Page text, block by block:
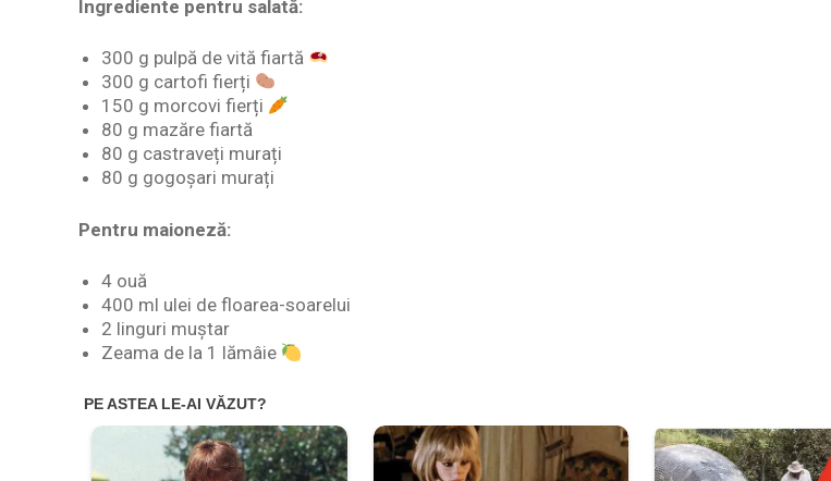
Ingrediente pentru salată:
300 g pulpă de vită fiartă
300 g cartofi fierți
150 g morcovi fierți
80 g mazăre fiartă
80 g castraveți murați
80 g gogoșari murați
Pentru maioneză:
4 ouă
400 ml ulei de floarea-soarelui
2 linguri muștar
Zeama de la 1 lămâie